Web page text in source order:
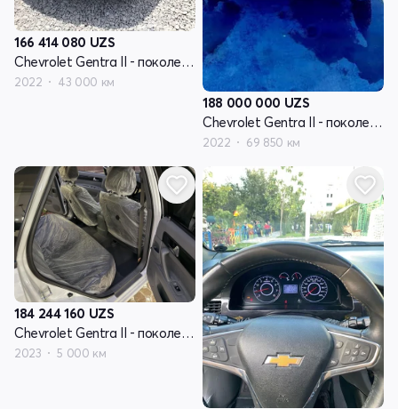
166 414 080 UZS
Chevrolet Gentra II - поколение
2022 43 000 км
188 000 000 UZS
Chevrolet Gentra II - поколение
2022 69 850 км
184 244 160 UZS
Chevrolet Gentra II - поколение
2023 5 000 км